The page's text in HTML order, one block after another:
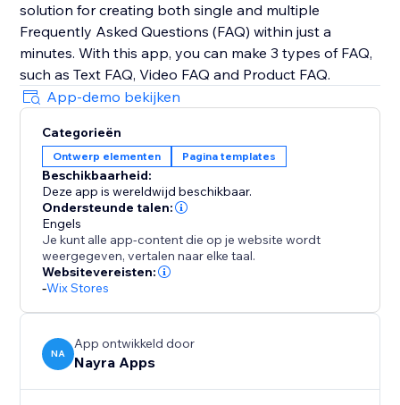
solution for creating both single and multiple
Frequently Asked Questions (FAQ) within just a
minutes. With this app, you can make 3 types of FAQ,
such as Text FAQ, Video FAQ and Product FAQ.
App-demo bekijken
Categorieën
Ontwerp elementen Pagina templates
Beschikbaarheid:
Deze app is wereldwijd beschikbaar.
Ondersteunde talen:
Engels
Je kunt alle app-content die op je website wordt
weergegeven, vertalen naar elke taal.
Websitevereisten:
-Wix Stores
NA
App ontwikkeld door
Nayra Apps